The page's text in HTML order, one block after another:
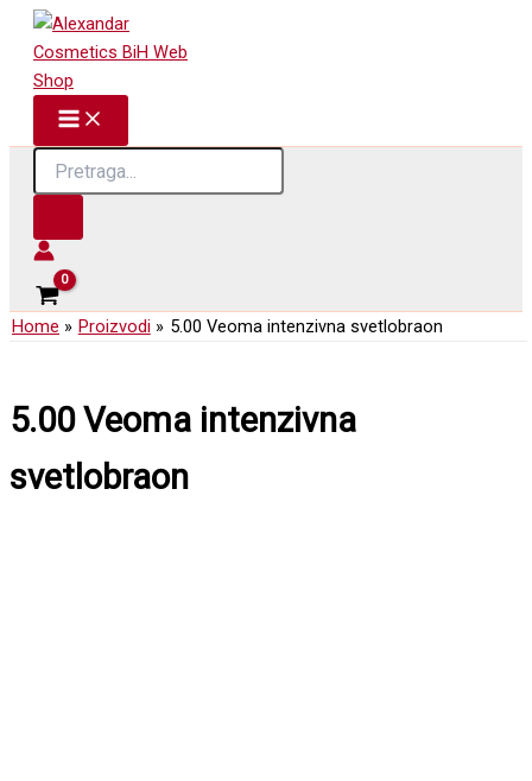
Skip
content
Products
search
Home Proizvodi 5.00 Veoma intenzivna svetlobraon
5.00 Veoma intenzivna
svetlobraon